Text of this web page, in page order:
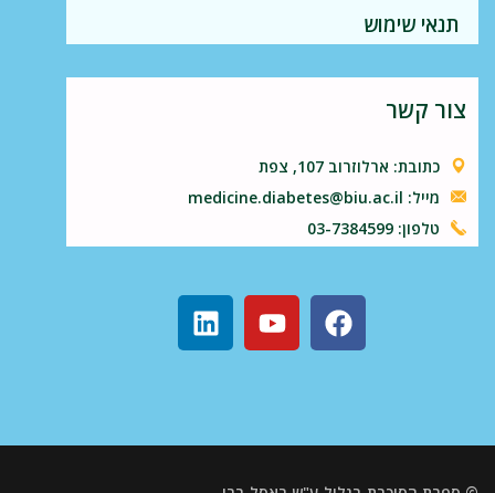
תנאי שימוש
צור קשר
כתובת: ארלוזרוב 107, צפת
מייל: medicine.diabetes@biu.ac.il
טלפון: 03-7384599